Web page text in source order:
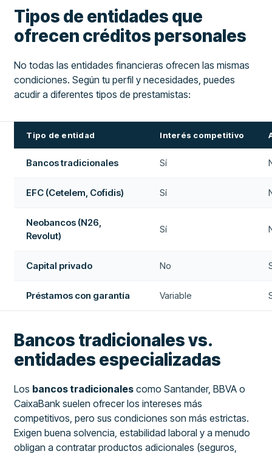
Tipos de entidades que
ofrecen créditos personales
No todas las entidades financieras ofrecen las mismas
condiciones. Según tu perfil y necesidades, puedes
acudir a diferentes tipos de prestamistas:
Tipo de entidad Interés competitivo
Bancos tradicionales Sí
EFC (Cetelem, Cofidis) Sí
Neobancos (N26,
Revolut)
Sí
Capital privado No
Préstamos con garantía Variable
Bancos tradicionales vs.
entidades especializadas
Los bancos tradicionales como Santander, BBVA o
CaixaBank suelen ofrecer los intereses más
competitivos, pero sus condiciones son más estrictas.
Exigen buena solvencia, estabilidad laboral y a menudo
obligan a contratar productos adicionales (seguros,